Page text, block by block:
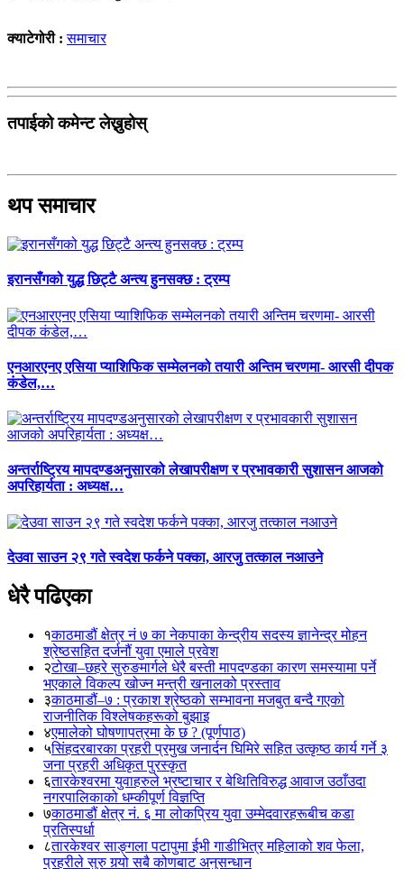
क्याटेगोरी :समाचार
तपाईको कमेन्ट लेख्नुहोस्
थप समाचार
इरानसँगको युद्ध छिट्टै अन्त्य हुनसक्छ : ट्रम्प
एनआरएनए एसिया प्याशिफिक सम्मेलनको तयारी अन्तिम चरणमा- आरसी दीपक
कंडेल,…
अन्तर्राष्ट्रिय मापदण्डअनुसारको लेखापरीक्षण र प्रभावकारी सुशासन आजको
अपरिहार्यता : अध्यक्ष…
देउवा साउन २९ गते स्वदेश फर्कने पक्का, आरजु तत्काल नआउने
धेरै पढिएका
१काठमाडौं क्षेत्र नं ७ का नेकपाका केन्द्रीय सदस्य ज्ञानेन्द्र मोहन
श्रेष्ठसहित दर्जनौं युवा एमाले प्रवेश
२टोखा–छहरे सुरुङमार्गले धेरै बस्ती मापदण्डका कारण समस्यामा पर्ने
भएकाले विकल्प खोज्न मन्त्री खनालको प्रस्ताव
३काठमाडौं–७ : प्रकाश श्रेष्ठको सम्भावना मजबुत बन्दै गएको
राजनीतिक विश्लेषकहरूको बुझाइ
४एमालेको घोषणापत्रमा के छ ? (पूर्णपाठ)
५सिंहदरबारका प्रहरी प्रमुख जनार्दन घिमिरे सहित उत्कृष्ठ कार्य गर्ने ३
जना प्रहरी अधिकृत पुरस्कृत
६तारकेश्वरमा युवाहरुले भ्रष्टाचार र बेथितिविरुद्ध आवाज उठाँउदा
नगरपालिकाको धम्कीपूर्ण विज्ञप्ति
७काठमाडौं क्षेत्र नं. ६ मा लोकप्रिय युवा उम्मेदवारहरूबीच कडा
प्रतिस्पर्धा
८तारकेश्वर साङ्गला पटापुमा ईभी गाडीभित्र महिलाको शव फेला,
प्रहरीले सुरु गर्‍यो सबै कोणबाट अनुसन्धान